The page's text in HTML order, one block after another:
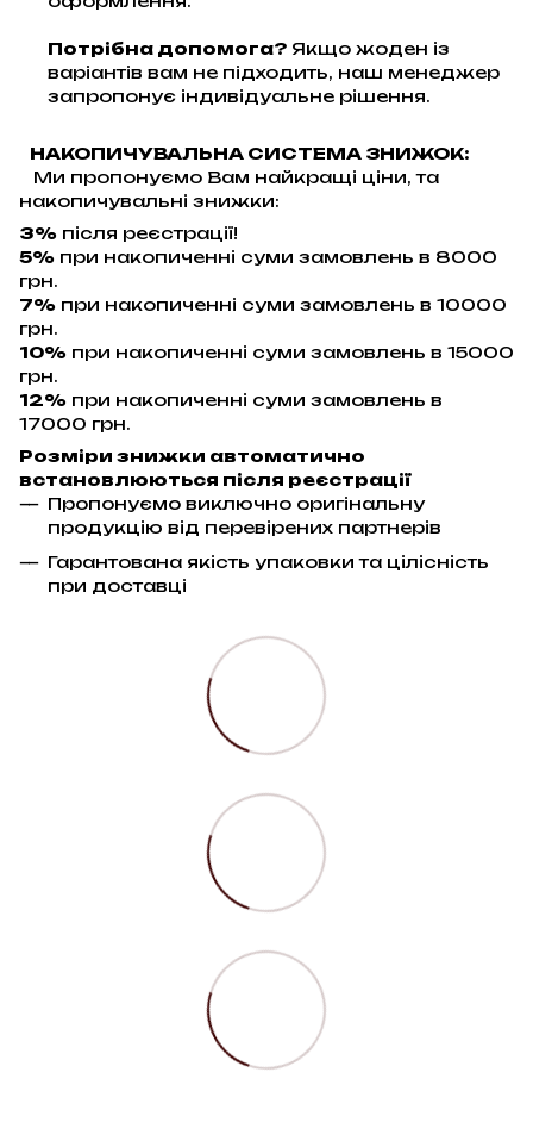
Потрібна допомога? Якщо жоден із
варіантів вам не підходить, наш менеджер
запропонує індивідуальне рішення.
НАКОПИЧУВАЛЬНА СИСТЕМА ЗНИЖОК:
Ми пропонуємо Вам найкращі ціни, та
накопичувальні знижки:
3% після реєстрації!
5% при накопиченні суми замовлень в 8000
грн.
7% при накопиченні суми замовлень в 10000
грн.
10% при накопиченні суми замовлень в 15000
грн.
12% при накопиченні суми замовлень в
17000 грн.
Розміри знижки автоматично
встановлюються після реєстрації
Пропонуємо виключно оригінальну
продукцію від перевірених партнерів
Гарантована якість упаковки та цілісність
при доставці